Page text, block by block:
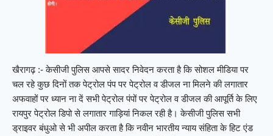
खैरागढ़ :- केसीजी पुलिस आपसे सादर निवेदन करता है कि सोशल मीडिया पर
चल रहे कुछ दिनों तक पेट्रोल पंप पर पेट्रोल व डीजल ना मिलने की लगातार
अफवाहों पर ध्यान ना दें सभी पेट्रोल पंपों पर पेट्रोल व डीजल की आपूर्ति के लिए
रायपुर पेट्रोल डिपो से लगातार गाड़ियां निकल रही है। केसीजी पुलिस सभी
ड्राइवर बंधुओ से भी अपील करता है कि नवीन भारतीय न्याय संहिता के हिट एंड